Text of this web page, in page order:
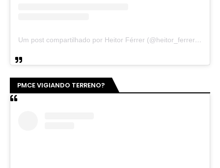
Um post compartilhado por Heitor Férrer (@heitor_ferrer77)
PMCE VIGIANDO TERRENO?